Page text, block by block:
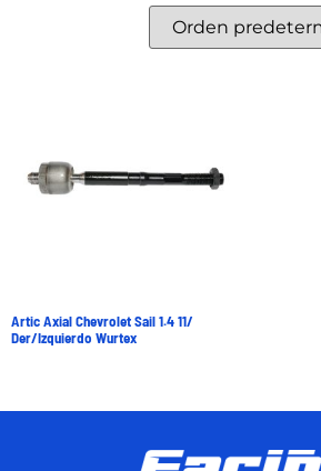
Artic Axial Chevrolet Sail 1.4 11/
Der/Izquierdo Wurtex